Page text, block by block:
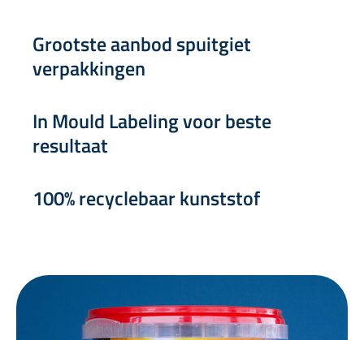
Grootste aanbod spuitgiet
verpakkingen
In Mould Labeling voor beste
resultaat
100% recyclebaar kunststof